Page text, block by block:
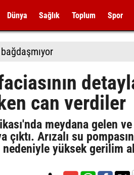
Dünya Sağlık Toplum Spor
can verdiler
meydana gelen
Arızalı su
yüksek gerilim